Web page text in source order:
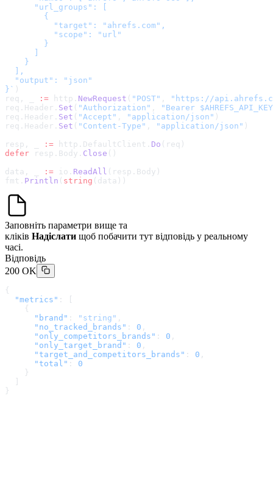
      "url_groups": [
        {
          "target": "ahrefs.com",
          "scope": "url"
        }
    }
  ],
  "output": "json"
} ` )
req, _
:= http. NewRequest ( "POST" , " https://
req.Header. Set ( "Authorization" ,
"Bearer
req.Header. Set ( "Accept" , "application/json" )
req.Header. Set ( "Content-Type" , "application/json" )
resp, _
:= http.DefaultClient. Do (req)
defer resp.Body. Close ()
data, _
:= io. ReadAll (resp.Body)
fmt. Println ( string (data))
Заповніть параметри вище та
кліків Надіслати щоб побачити тут відповідь у реальному
часі.
Відповідь
200 OK
{
  "metrics"
: [
    {
      "brand"
: "string" ,
      "no_tracked_brands"
: 0 ,
      "only_competitors_brands"
: 0 ,
      "only_target_brand"
: 0 ,
      "target_and_competitors_brands"
: 0 ,
      "total"
: 0
    }
}